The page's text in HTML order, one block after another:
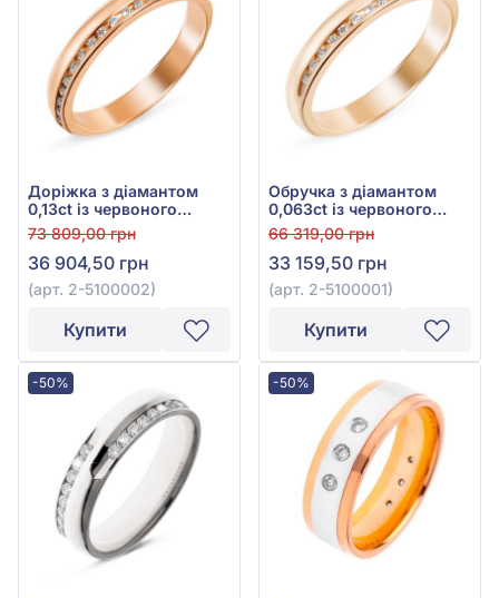
Доріжка з діамантом
0,13ct із червоного
золота 585°, арт. 2-
5100002
73 809,00 грн
36 904,50 грн
(арт. 2-5100002)
Купити
Обручка з діамантом
0,063ct із червоного
золота 585°, арт. 2-
5100001
66 319,00 грн
33 159,50 грн
(арт. 2-5100001)
Купити
-50% -50%